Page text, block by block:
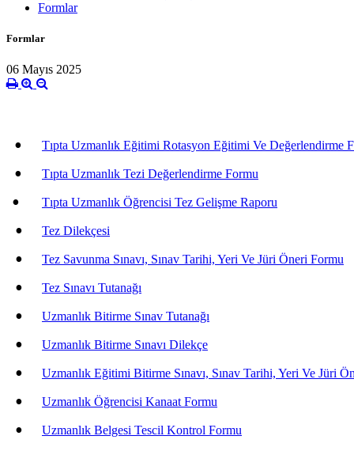
Formlar
Formlar
06 Mayıs 2025
• Tıpta Uzmanlık Eğitimi Rotasyon Eğitimi Ve Değerlendirme
• Tıpta Uzmanlık Tezi Değerlendirme Formu
• Tıpta Uzmanlık Öğrencisi Tez Gelişme Raporu
• Tez Dilekçesi
• Tez Savunma Sınavı, Sınav Tarihi, Yeri Ve Jüri Öneri Formu
• Tez Sınavı Tutanağı
• Uzmanlık Bitirme Sınav Tutanağı
• Uzmanlık Bitirme Sınavı Dilekçe
• Uzmanlık Eğitimi Bitirme Sınavı, Sınav Tarihi, Yeri Ve Jüri
• Uzmanlık Öğrencisi Kanaat Formu
• Uzmanlık Belgesi Tescil Kontrol Formu